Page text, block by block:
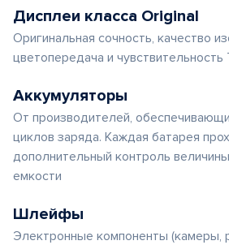
Дисплеи класса Original
Оригинальная сочность, качество
цветопередача и чувствительность
Аккумуляторы
От производителей,
циклов заряда. Каждая батарея
дополнительный контроль
емкости
Шлейфы
Электронные компоненты (камеры,